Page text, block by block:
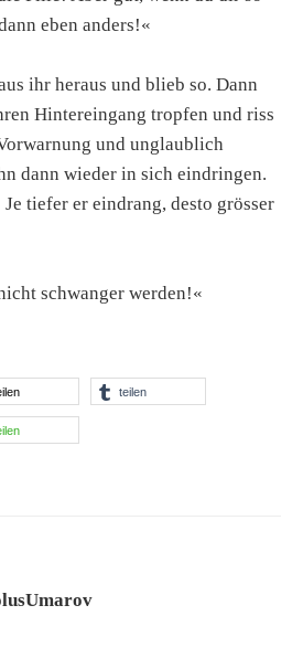
eben anders!«
ihr heraus und blieb so. Dann
Hintereingang tropfen und riss
und unglaublich
dann wieder in sich eindringen.
tiefer er eindrang, desto grösser
schwanger werden!«
teilen